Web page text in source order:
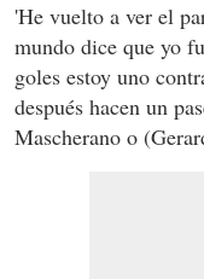
'He vuelto a ver el
mundo dice que yo
goles estoy uno
después hacen un
Mascherano o